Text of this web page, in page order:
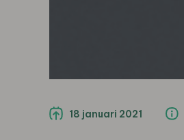
18 januari 2021